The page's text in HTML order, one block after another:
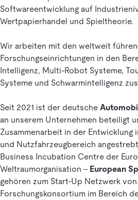
Softwareentwicklung auf
Wertpapierhandel und Spieltheorie.
Wir arbeiten mit den weltweit
Forschungseinrichtungen in den
Intelligenz, Multi-Robot Systeme,
Systeme und Schwarmintelligenz
Seit 2021 ist der deutsche
an unserem Unternehmen beteiligt
Zusammenarbeit in der
und Nutzfahrzeugbereich
Business Incubation Centre der
Weltraumorganisation – European
gehören zum Start-Up Netzwerk
Forschungskonsortium im Bereich